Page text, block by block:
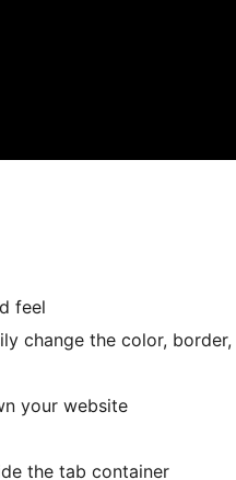
feel
change the color,
your website
the tab container